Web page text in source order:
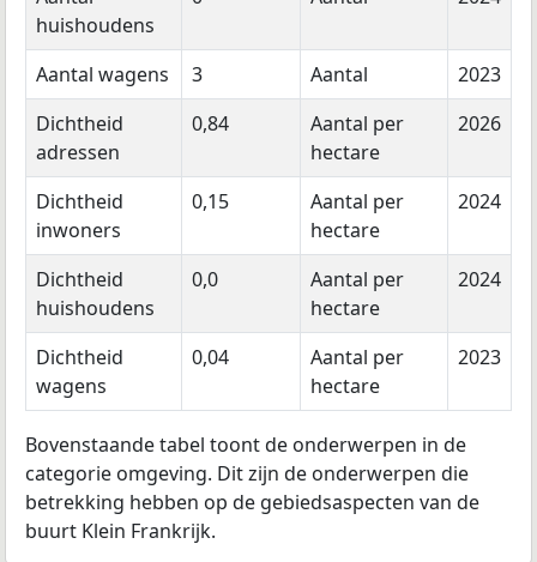
huishoudens
Aantal wagens 3 Aantal
2023
Dichtheid
adressen
0,84
Aantal per
hectare
2026
Dichtheid
inwoners
0,15
Aantal per
hectare
2024
Dichtheid
huishoudens
0,0
Aantal per
hectare
2024
Dichtheid
wagens
0,04
Aantal per
hectare
2023
Bovenstaande tabel toont de onderwerpen in de
categorie omgeving. Dit zijn de onderwerpen die
betrekking hebben op de gebiedsaspecten van de
buurt Klein Frankrijk.